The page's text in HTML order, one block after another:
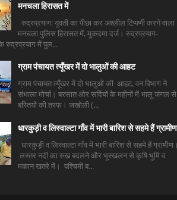
मनचला हिरासत में
रुद्रप्रयाग: युवती का पीछा कर अश्लील टिप्पणी करने वाला
मनचला पुलिस हिरासत में, मुकदमा दर्ज। रुद्रप्रयाग-
रुद्रप्रयाग में पुल...
ग्राम पंचायत त्यूँखर में दो भालुओं की आहट
ग्राम पंचायत त्यूँखर में दो भालुओं की आहट, वन विभाग ने
संभाला मोर्चा। बरसात ओर सर्दियों के महीनों में भालू जंगल से
बस्तियों की तरफ। जखोली (...
धारकुड़ी व लिस्वाल्टा गाँव में भारी बारिश से सहमे हैं ग्रामीण
धारकुड़ी व लिस्वाल्टा गाँव में भारी बारिश से सहमे हैं
लस्तर नदी का रुख बदलने और भूस्खलन से कृषि भूमि व
मकान खतरे में। पश्चिमी ब...